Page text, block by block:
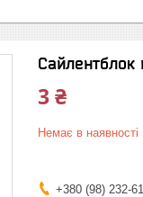
3 ₴
Немає в наявності
+380 (98) 232-